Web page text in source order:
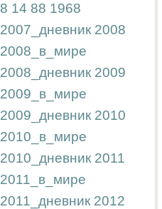
8 14 88 1968
2007_дневник 2008
2008_в_мире
2008_дневник 2009
2009_в_мире
2009_дневник 2010
2010_в_мире
2010_дневник 2011
2011_в_мире
2011_дневник 2012